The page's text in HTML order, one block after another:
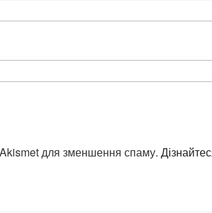
для зменшення спаму.